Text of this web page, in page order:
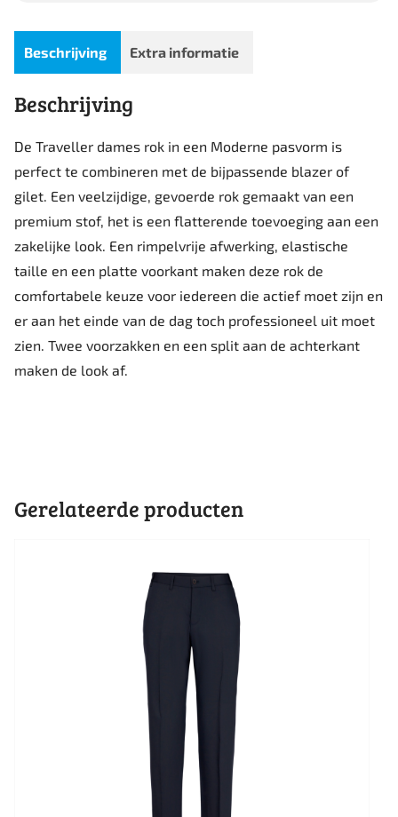
Beschrijving Extra informatie
Beschrijving
De Traveller dames rok in een Moderne pasvorm is
perfect te combineren met de bijpassende blazer of
gilet. Een veelzijdige, gevoerde rok gemaakt van een
premium stof, het is een flatterende toevoeging aan een
zakelijke look. Een rimpelvrije afwerking, elastische
taille en een platte voorkant maken deze rok de
comfortabele keuze voor iedereen die actief moet zijn en
er aan het einde van de dag toch professioneel uit moet
zien. Twee voorzakken en een split aan de achterkant
maken de look af.
Gerelateerde producten